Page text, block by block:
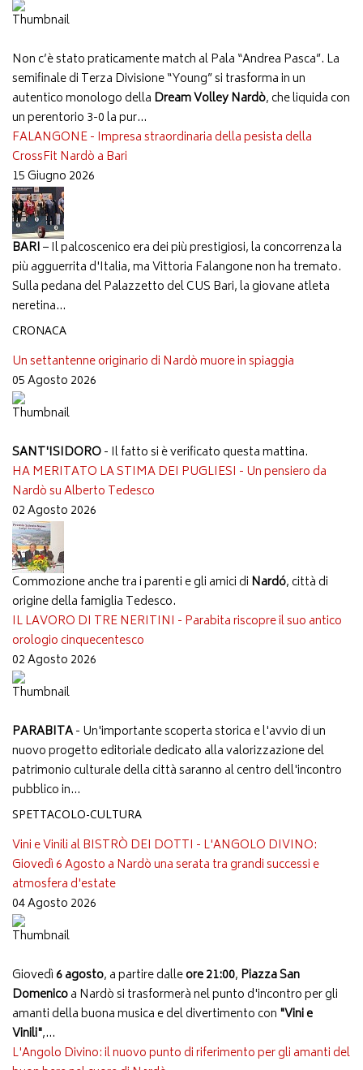
Non c’è stato praticamente match al Pala “Andrea Pasca”. La
semifinale di Terza Divisione “Young” si trasforma in un
autentico monologo della Dream Volley Nardò, che liquida con
un perentorio 3-0 la pur...
FALANGONE - Impresa straordinaria della pesista della
CrossFit Nardò a Bari
15 Giugno 2026
BARI– Il palcoscenico era dei più prestigiosi, la concorrenza la
più agguerrita d'Italia, ma Vittoria Falangone non ha tremato.
Sulla pedana del Palazzetto del CUS Bari, la giovane atleta
neretina...
CRONACA
Un settantenne originario di Nardò muore in spiaggia
05 Agosto 2026
SANT'ISIDORO- Il fatto si è verificato questa mattina.
HA MERITATO LA STIMA DEI PUGLIESI - Un pensiero da
Nardò su Alberto Tedesco
02 Agosto 2026
Commozione anche tra i parenti e gli amici di Nardó, città di
origine della famiglia Tedesco.
IL LAVORO DI TRE NERITINI - Parabita riscopre il suo antico
orologio cinquecentesco
02 Agosto 2026
PARABITA- Un'importante scoperta storica e l'avvio di un
nuovo progetto editoriale dedicato alla valorizzazione del
patrimonio culturale della città saranno al centro dell'incontro
pubblico in...
SPETTACOLO-CULTURA
Vini e Vinili al BISTRÒ DEI DOTTI - L'ANGOLO DIVINO:
Giovedì 6 Agosto a Nardò una serata tra grandi successi e
atmosfera d'estate
04 Agosto 2026
Giovedì 6 agosto, a partire dalleore 21:00, Piazza San
Domenicoa Nardò si trasformerà nel punto d'incontro per gli
amanti della buona musica e del divertimento con "Vini e
Vinili",...
L'Angolo Divino: il nuovo punto di riferimento per gli amanti del